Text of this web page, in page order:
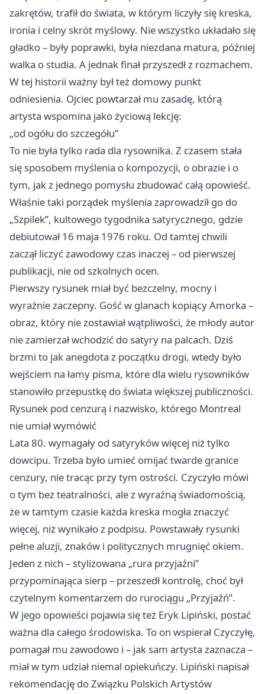
zakrętów, trafił do świata, w którym liczyły się kreska,
ironia i celny skrót myślowy. Nie wszystko układało się
gładko – były poprawki, była niezdana matura, później
walka o studia. A jednak finał przyszedł z rozmachem.
W tej historii ważny był też domowy punkt
odniesienia. Ojciec powtarzał mu zasadę, którą
artysta wspomina jako życiową lekcję:
„od ogółu do szczegółu”
To nie była tylko rada dla rysownika. Z czasem stała
się sposobem myślenia o kompozycji, o obrazie i o
tym, jak z jednego pomysłu zbudować całą opowieść.
Właśnie taki porządek myślenia zaprowadził go do
„Szpilek”, kultowego tygodnika satyrycznego, gdzie
debiutował 16 maja 1976 roku. Od tamtej chwili
zaczął liczyć zawodowy czas inaczej – od pierwszej
publikacji, nie od szkolnych ocen.
Pierwszy rysunek miał być bezczelny, mocny i
wyraźnie zaczepny. Gość w glanach kopiący Amorka –
obraz, który nie zostawiał wątpliwości, że młody autor
nie zamierzał wchodzić do satyry na palcach. Dziś
brzmi to jak anegdota z początku drogi, wtedy było
wejściem na łamy pisma, które dla wielu rysowników
stanowiło przepustkę do świata większej publiczności.
Rysunek pod cenzurą i nazwisko, którego Montreal
nie umiał wymówić
Lata 80. wymagały od satyryków więcej niż tylko
dowcipu. Trzeba było umieć omijać twarde granice
cenzury, nie tracąc przy tym ostrości. Czyczyło mówi
o tym bez teatralności, ale z wyraźną świadomością,
że w tamtym czasie każda kreska mogła znaczyć
więcej, niż wynikało z podpisu. Powstawały rysunki
pełne aluzji, znaków i politycznych mrugnięć okiem.
Jeden z nich – stylizowana „rura przyjaźni”
przypominająca sierp – przeszedł kontrolę, choć był
czytelnym komentarzem do rurociągu „Przyjaźń”.
W jego opowieści pojawia się też Eryk Lipiński, postać
ważna dla całego środowiska. To on wspierał Czyczyłę,
pomagał mu zawodowo i – jak sam artysta zaznacza –
miał w tym udział niemal opiekuńczy. Lipiński napisał
rekomendację do Związku Polskich Artystów